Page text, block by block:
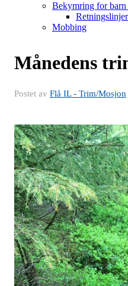
Bekymring for barn
Retningslinjer
Mobbing
Månedens
Postet av Flå IL - Trim/Mosjon